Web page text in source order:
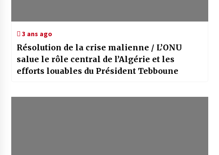
3 ans ago
Résolution de la crise malienne / L’ONU
salue le rôle central de l’Algérie et les
efforts louables du Président Tebboune